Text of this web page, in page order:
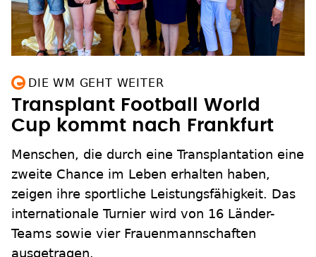
DIE WM GEHT WEITER
Transplant Football World
Cup kommt nach Frankfurt
Menschen, die durch eine Transplantation eine
zweite Chance im Leben erhalten haben,
zeigen ihre sportliche Leistungsfähigkeit. Das
internationale Turnier wird von 16 Länder-
Teams sowie vier Frauenmannschaften
ausgetragen.